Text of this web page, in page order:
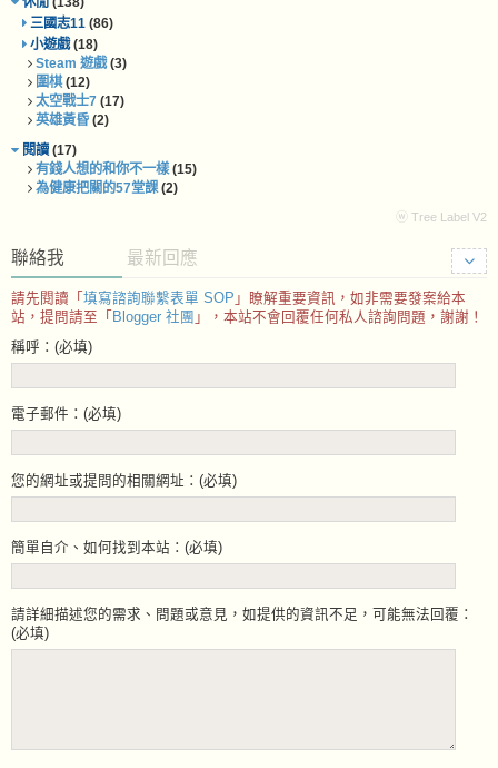
三國志11 (86)
小遊戲(18)
Steam 遊戲(3)
圍棋(12)
太空戰士7 (17)
英雄黃昏 (2)
閱讀 (17)
有錢人想的和你不一樣(15)
為健康把關的57堂課(2)
ⓦ Tree Label V2
聯絡我 最新回應
請先閱讀「 填寫諮詢聯繫表單 SOP 」瞭解重要資訊，如非需要發案給本
站，提問請至「 Blogger 社團 」，本站不會回覆任何私人諮詢問題，謝謝！
稱呼：(必填)
電子郵件：(必填)
您的網址或提問的相關網址：(必填)
簡單自介、如何找到本站：(必填)
請詳細描述您的需求、問題或意見，如提供的資訊不足，可能無法回覆：
(必填)